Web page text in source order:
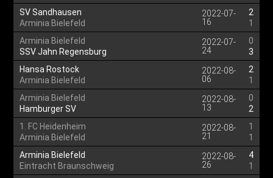
SV Sandhausen
Arminia Bielefeld
2022-07-
16
2
1
Arminia Bielefeld
SSV Jahn Regensburg
2022-07-
24
0
3
Hansa Rostock
Arminia Bielefeld
2022-08-
06
2
1
Arminia Bielefeld
Hamburger SV
2022-08-
13
0
2
1. FC Heidenheim
Arminia Bielefeld
2022-08-
21
1
1
Arminia Bielefeld
Eintracht Braunschweig
2022-08-
26
4
1